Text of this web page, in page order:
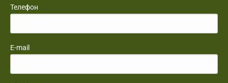
Телефон
E-mail